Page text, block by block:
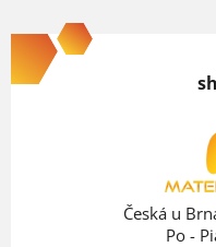
á
p
Česká u
Po -